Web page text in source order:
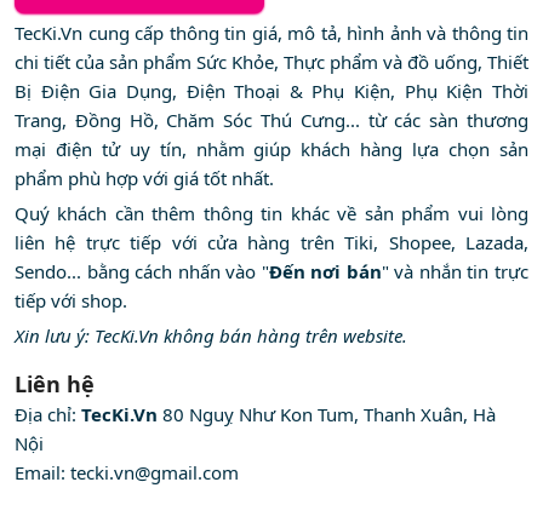
TecKi.Vn cung cấp thông tin giá, mô tả, hình ảnh và thông tin
chi tiết của sản phẩm Sức Khỏe, Thực phẩm và đồ uống, Thiết
Bị Điện Gia Dụng, Điện Thoại & Phụ Kiện, Phụ Kiện Thời
Trang, Đồng Hồ, Chăm Sóc Thú Cưng... từ các sàn thương
mại điện tử uy tín, nhằm giúp khách hàng lựa chọn sản
phẩm phù hợp với giá tốt nhất.
Quý khách cần thêm thông tin khác về sản phẩm vui lòng
liên hệ trực tiếp với cửa hàng trên Tiki, Shopee, Lazada,
Sendo... bằng cách nhấn vào "Đến nơi bán" và nhắn tin trực
tiếp với shop.
Xin lưu ý: TecKi.Vn không bán hàng trên website.
Liên hệ
Địa chỉ: TecKi.Vn 80 Nguỵ Như Kon Tum, Thanh Xuân, Hà
Nội
Email: tecki.vn@gmail.com